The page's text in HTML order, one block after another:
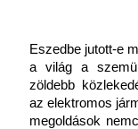
Eszedbe jutott-e
a világ a
zöldebb
az elektromos
megoldások